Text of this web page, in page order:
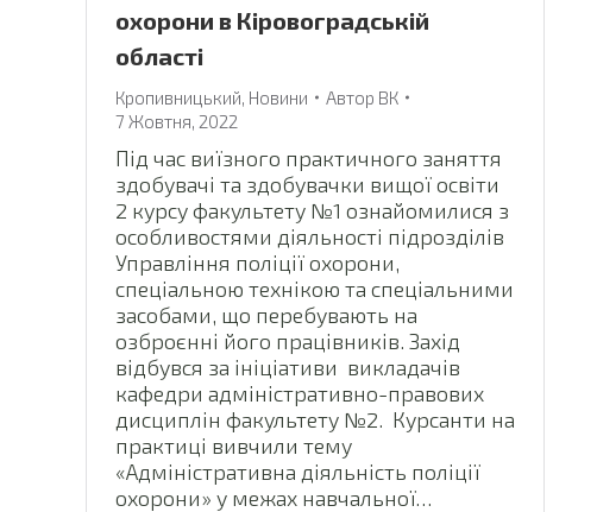
охорони в Кіровоградській
області
Кропивницький, Новини Автор ВК
7 Жовтня, 2022
Під час виїзного практичного заняття
здобувачі та здобувачки вищої освіти
2 курсу факультету №1 ознайомилися з
особливостями діяльності підрозділів
Управління поліції охорони,
спеціальною технікою та спеціальними
засобами, що перебувають на
озброєнні його працівників. Захід
відбувся за ініціативи викладачів
кафедри адміністративно-правових
дисциплін факультету №2. Курсанти на
практиці вивчили тему
«Адміністративна діяльність поліції
охорони» у межах навчальної…